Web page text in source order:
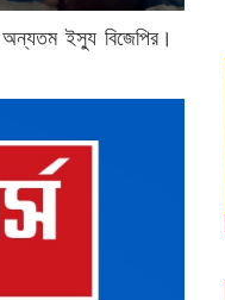
অন্যতম ইস্যু বিজেপির।